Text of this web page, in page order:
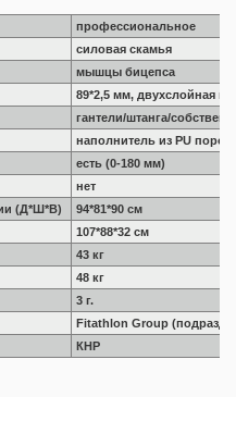
профессиональное
силовая скамья
мышцы бицепса
89*2,5 мм, двухслойная
гантели/штанга/
наполнитель из PU
есть (0-180 мм)
нет
(Д*Ш*В)
94*81*90 см
107*88*32 см
43 кг
48 кг
3 г.
Fitathlon Group
КНР